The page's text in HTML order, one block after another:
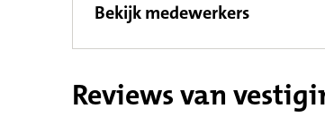
Bekijk medewerkers
Reviews van